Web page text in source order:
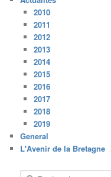
2010
2011
2012
2013
2014
2015
2016
2017
2018
2019
General
L'Avenir de la Bretagne